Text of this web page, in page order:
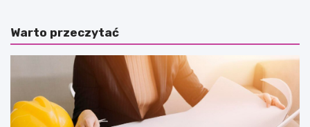
Warto przeczytać